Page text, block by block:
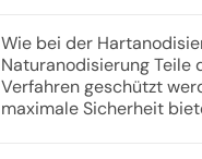
Wie bei der
Naturanodisierung Teile
Verfahren geschützt
maximale Sicherheit